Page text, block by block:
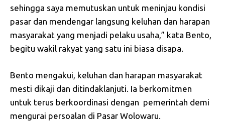
sehingga saya memutuskan untuk meninjau kondisi
pasar dan mendengar langsung keluhan dan harapan
masyarakat yang menjadi pelaku usaha,” kata Bento,
begitu wakil rakyat yang satu ini biasa disapa.
Bento mengakui, keluhan dan harapan masyarakat
mesti dikaji dan ditindaklanjuti. Ia berkomitmen
untuk terus berkoordinasi dengan pemerintah demi
mengurai persoalan di Pasar Wolowaru.